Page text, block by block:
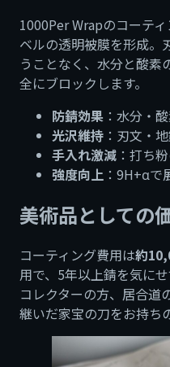
1000Per Wrapのコーテ
ベルの透明被膜を形成。
うことなく、水分と酸素
全にブロックします。
防錆効果 ：水分・
光沢維持 ：刃文・
手入れ激減 ：打ち
強度向上 ：9H+αで
美術品としての
コーティング費用は約
用で、5年以上錆を気に
コレクターの方、居合道
継いだ家宝の刀をお持ち